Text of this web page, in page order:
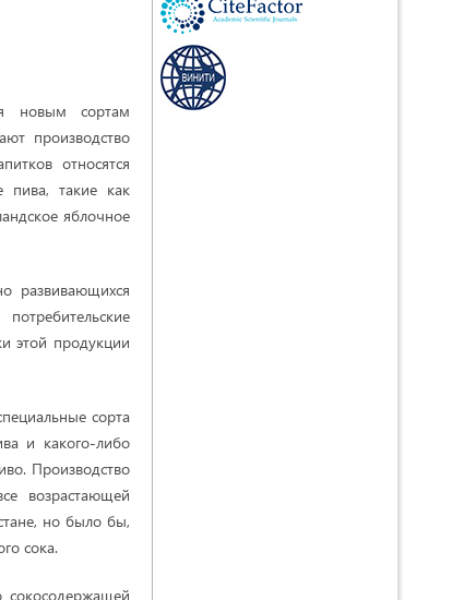
новым сортам
производство
относятся
пива, такие как
яблочное
развивающихся
этой продукции
сорта
и какого-либо
Производство
возрастающей
но было бы,
сока.
сокосодержащей